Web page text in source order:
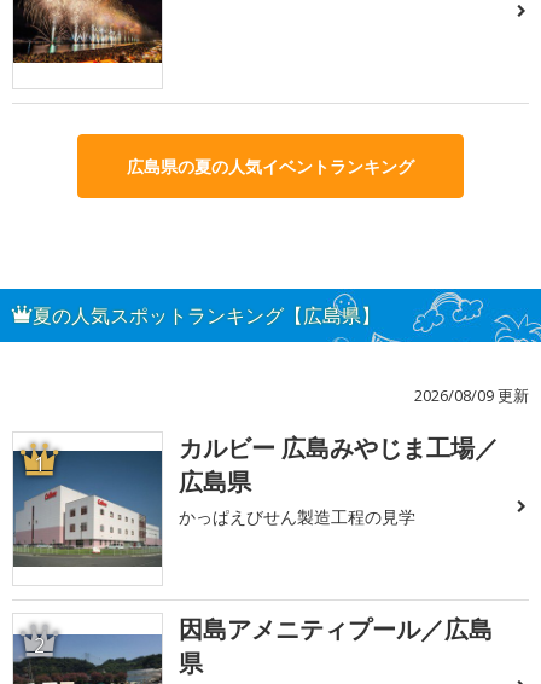
広島県の夏の人気イベントランキング
夏の人気スポットランキング【広島県】
2026/08/09 更新
1
カルビー 広島みやじま工場／
広島県
かっぱえびせん製造工程の見学
2
因島アメニティプール／広島
県